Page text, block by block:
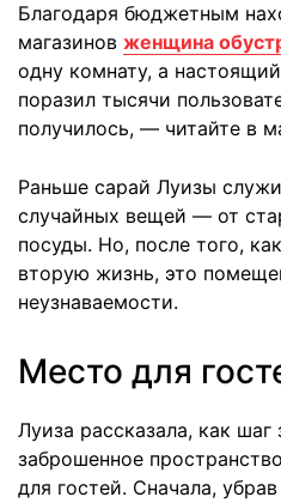
Благодаря бюджетным
магазинов женщина
одну комнату, а
поразил тысячи
получилось, — читайте в
Раньше сарай Луизы
случайных вещей — от
посуды. Но, после того,
вторую жизнь, это
неузнаваемости.
Место для
Луиза рассказала, как
заброшенное
для гостей. Сначала,